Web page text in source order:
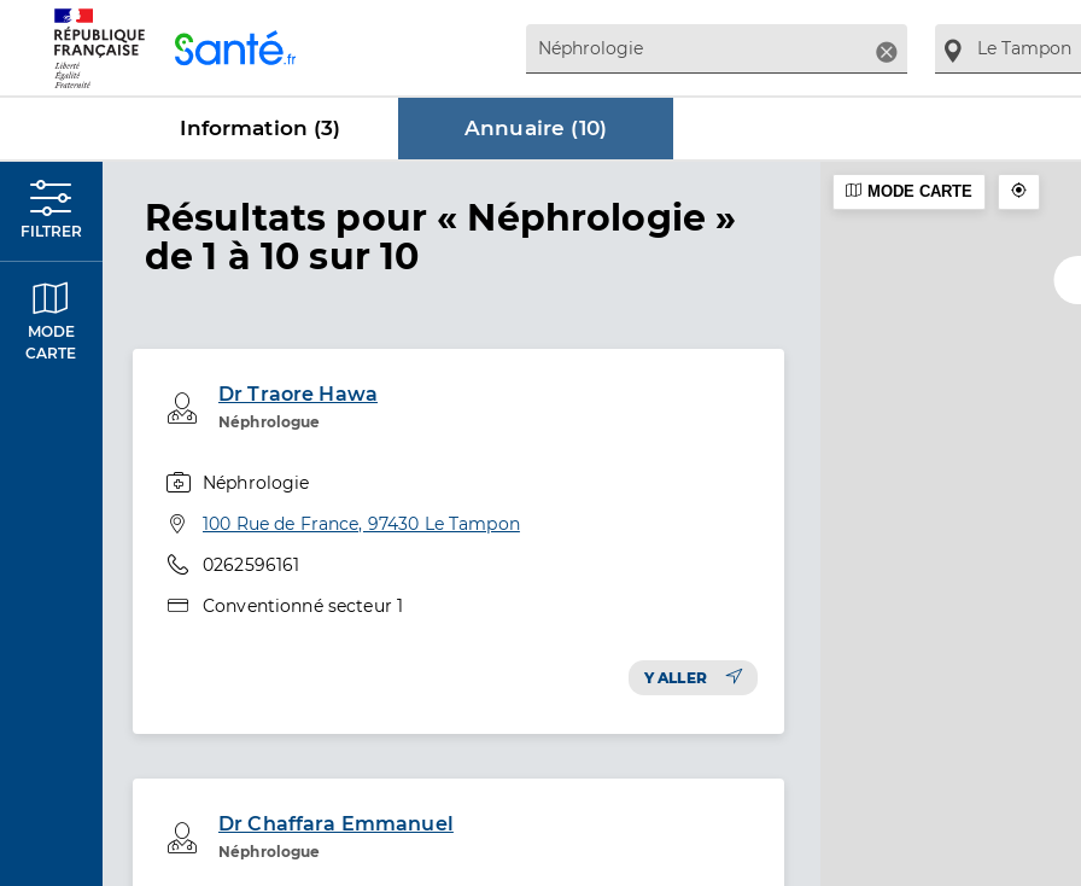
Supprimer
Information (3) Annuaire (10)
FILTRER
MODE
CARTE
Résultats dans Annuaire
pour « Néphrologie »
de 1 à 10 sur 10
Dr Traore Hawa
Néphrologue
Professionel de santé
Néphrologie
Adresse
100 Rue de France, 97430 Le Tampon
Téléphone
0262596161
Type de convention
Conventionné secteur 1
Y ALLER
Dr Chaffara Emmanuel
Néphrologue
Professionel de santé
MODE CARTE
Panneau de gestion des cookies